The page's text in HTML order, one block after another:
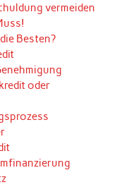
vermeiden
Besten?
oder